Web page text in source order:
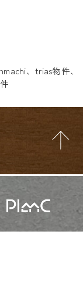
に建つデザイナー
、 trias物件、